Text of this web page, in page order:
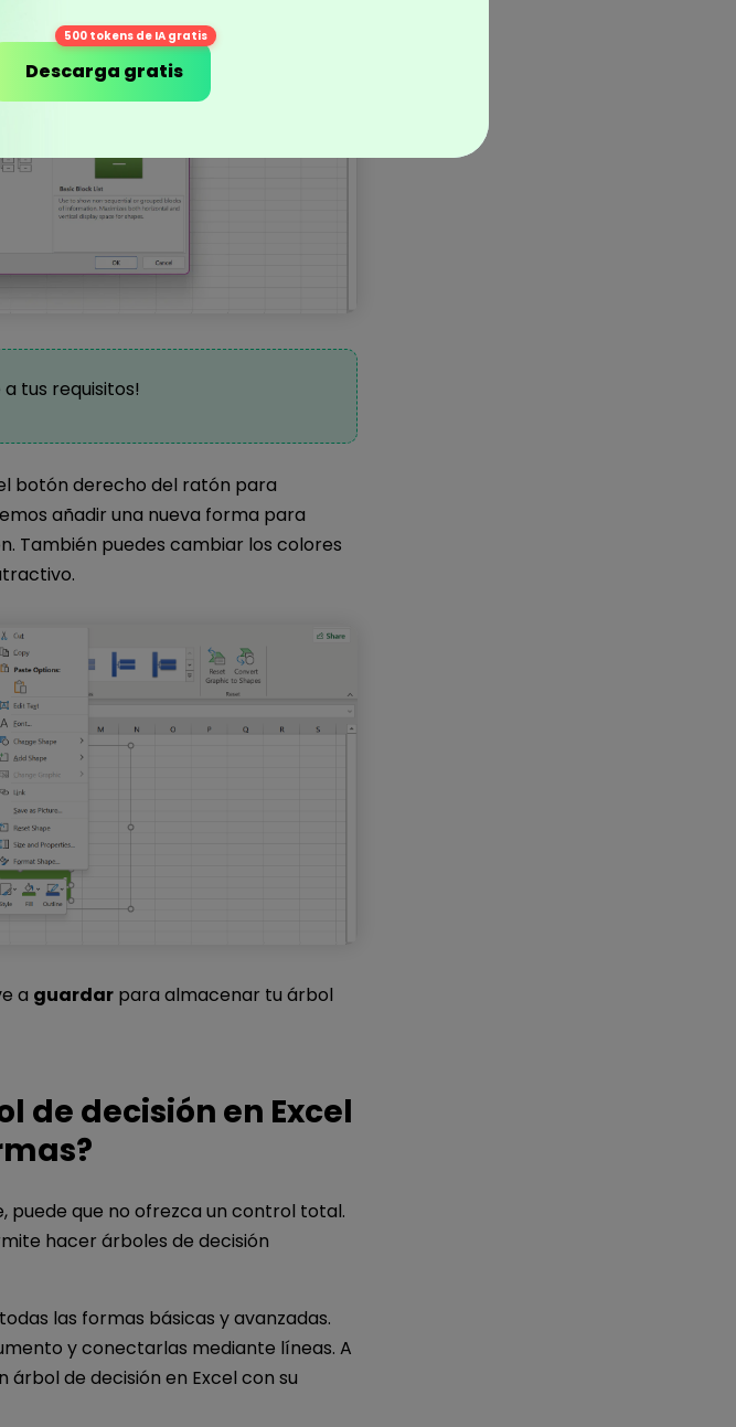
a tus requisitos!
botón derecho del ratón para
añadir una nueva forma para
También puedes cambiar los colores
a guardarpara almacenar tu árbol
de decisión en Excel
puede que no ofrezca un control total.
hacer árboles de decisión
las formas básicas y avanzadas.
y conectarlas mediante líneas. A
de decisión en Excel con su
500 tokens de IA gratis
Descarga gratis